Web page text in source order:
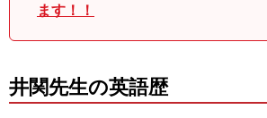
ます！！
井関先生の英語歴